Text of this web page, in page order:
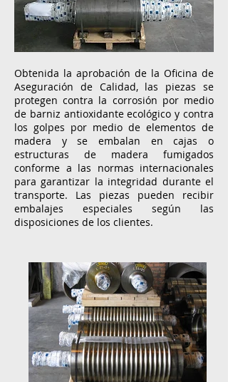
Obtenida la aprobación de la Oficina de
Aseguración de Calidad, las piezas se
protegen contra la corrosión por medio
de barniz antioxidante ecológico y contra
los golpes por medio de elementos de
madera y se embalan en cajas o
estructuras de madera fumigados
conforme a las normas internacionales
para garantizar la integridad durante el
transporte. Las piezas pueden recibir
embalajes especiales según las
disposiciones de los clientes.